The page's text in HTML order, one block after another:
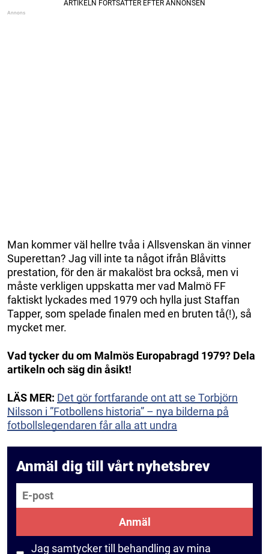
Man kommer väl hellre tvåa i Allsvenskan än vinner
Superettan? Jag vill inte ta något ifrån Blåvitts
prestation, för den är makalöst bra också, men vi
måste verkligen uppskatta mer vad Malmö FF
faktiskt lyckades med 1979 och hylla just Staffan
Tapper, som spelade finalen med en bruten tå(!), så
mycket mer.
Vad tycker du om Malmös Europabragd 1979? Dela
artikeln och säg din åsikt!
LÄS MER: Det gör fortfarande ont att se Torbjörn
Nilsson i ”Fotbollens historia” – nya bilderna på
fotbollslegendaren får alla att undra
Anmäl dig till vårt nyhetsbrev
E-post
Anmäl
Jag samtycker till behandling av mina